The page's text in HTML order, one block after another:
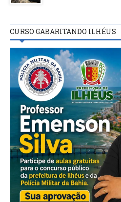
CURSO GABARITANDO ILHÉUS